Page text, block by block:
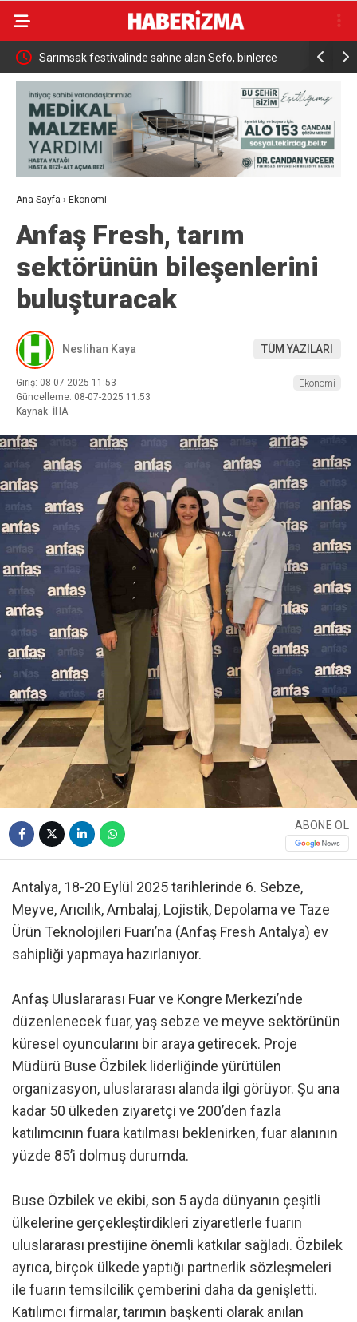
Sarımsak festivalinde sahne alan Sefo, binlerce
vatandaşa unutulmaz bir gece yaşattı
Sanatçı
Ana Sayfa › Ekonomi
Anfaş Fresh, tarım
sektörünün bileşenlerini
buluşturacak
Neslihan Kaya TÜM YAZILARI
Giriş: 08-07-2025 11:53
Güncelleme: 08-07-2025 11:53
Kaynak: İHA
Ekonomi
ABONE OL
Antalya, 18-20 Eylül 2025 tarihlerinde 6. Sebze,
Meyve, Arıcılık, Ambalaj, Lojistik, Depolama ve Taze
Ürün Teknolojileri Fuarı’na (Anfaş Fresh Antalya) ev
sahipliği yapmaya hazırlanıyor.
Anfaş Uluslararası Fuar ve Kongre Merkezi’nde
düzenlenecek fuar, yaş sebze ve meyve sektörünün
küresel oyuncularını bir araya getirecek. Proje
Müdürü Buse Özbilek liderliğinde yürütülen
organizasyon, uluslararası alanda ilgi görüyor. Şu ana
kadar 50 ülkeden ziyaretçi ve 200’den fazla
katılımcının fuara katılması beklenirken, fuar alanının
yüzde 85’i dolmuş durumda.
Buse Özbilek ve ekibi, son 5 ayda dünyanın çeşitli
ülkelerine gerçekleştirdikleri ziyaretlerle fuarın
uluslararası prestijine önemli katkılar sağladı. Özbilek
ayrıca, birçok ülkede yaptığı partnerlik sözleşmeleri
ile fuarın temsilcilik çemberini daha da genişletti.
Katılımcı firmalar, tarımın başkenti olarak anılan